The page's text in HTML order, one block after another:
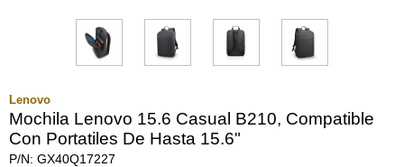
Lenovo
Mochila Lenovo 15.6 Casual B210, Compatible
Con Portatiles De Hasta 15.6"
P/N: GX40Q17227